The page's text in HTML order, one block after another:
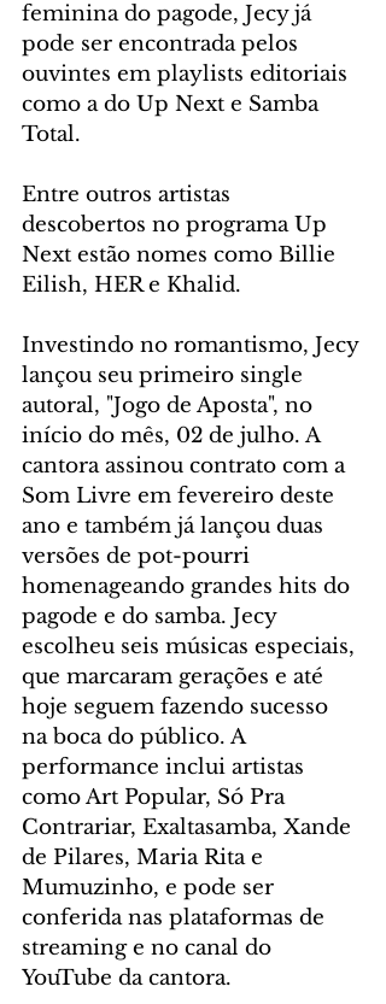
feminina do pagode, Jecy já
pode ser encontrada pelos
ouvintes em playlists editoriais
como a do Up Next e Samba
Total.
Entre outros artistas
descobertos no programa Up
Next estão nomes como Billie
Eilish, HER e Khalid.
Investindo no romantismo, Jecy
lançou seu primeiro single
autoral, "Jogo de Aposta", no
início do mês, 02 de julho. A
cantora assinou contrato com a
Som Livre em fevereiro deste
ano e também já lançou duas
versões de pot-pourri
homenageando grandes hits do
pagode e do samba. Jecy
escolheu seis músicas especiais,
que marcaram gerações e até
hoje seguem fazendo sucesso
na boca do público. A
performance inclui artistas
como Art Popular, Só Pra
Contrariar, Exaltasamba, Xande
de Pilares, Maria Rita e
Mumuzinho, e pode ser
conferida nas plataformas de
streaming e no canal do
YouTube da cantora.